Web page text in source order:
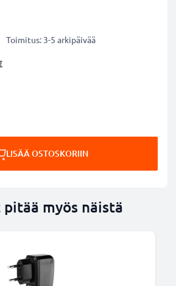
Toimitus: 3-5 arkipäivää
LISÄÄ OSTOSKORIIN
pitää myös näistä